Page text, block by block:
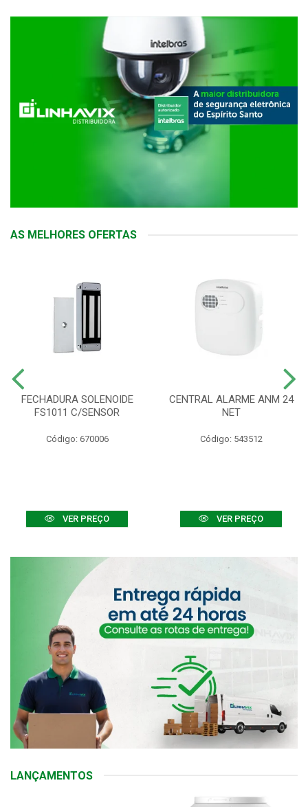
AS MELHORES OFERTAS
FECHADURA SOLENOIDE
FS1011 C/SENSOR
Código: 670006
VER PREÇO
CENTRAL ALARME ANM 24
NET
Código: 543512
VER PREÇO
LANÇAMENTOS